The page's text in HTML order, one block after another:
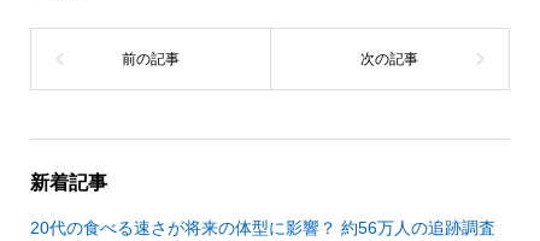
新着記事
20代の食べる速さが将来の体型に影響？ 約56万人の追跡調査